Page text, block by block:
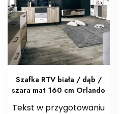
Szafka RTV biała / dąb /
szara mat 160 cm Orlando
Tekst w przygotowaniu